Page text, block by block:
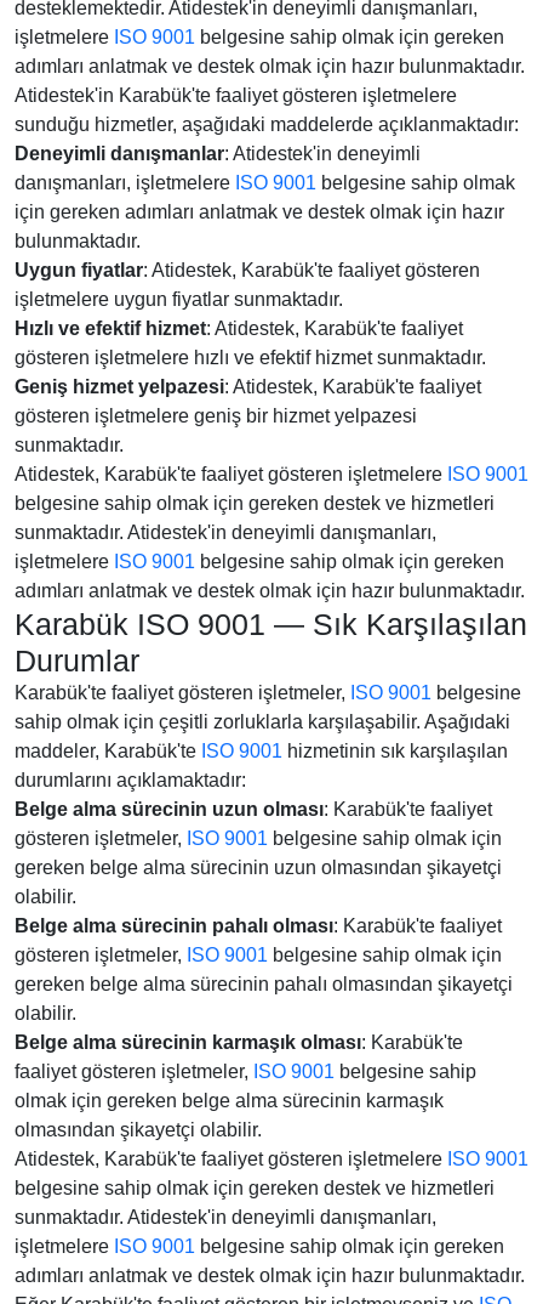
desteklemektedir. Atidestek'in deneyimli danışmanları,
işletmelere ISO 9001 belgesine sahip olmak için gereken
adımları anlatmak ve destek olmak için hazır bulunmaktadır.
Atidestek'in Karabük'te faaliyet gösteren işletmelere
sunduğu hizmetler, aşağıdaki maddelerde açıklanmaktadır:
Deneyimli danışmanlar: Atidestek'in deneyimli
danışmanları, işletmelere ISO 9001 belgesine sahip olmak
için gereken adımları anlatmak ve destek olmak için hazır
bulunmaktadır.
Uygun fiyatlar: Atidestek, Karabük'te faaliyet gösteren
işletmelere uygun fiyatlar sunmaktadır.
Hızlı ve efektif hizmet: Atidestek, Karabük'te faaliyet
gösteren işletmelere hızlı ve efektif hizmet sunmaktadır.
Geniş hizmet yelpazesi: Atidestek, Karabük'te faaliyet
gösteren işletmelere geniş bir hizmet yelpazesi
sunmaktadır.
Atidestek, Karabük'te faaliyet gösteren işletmelere ISO 9001
belgesine sahip olmak için gereken destek ve hizmetleri
sunmaktadır. Atidestek'in deneyimli danışmanları,
işletmelere ISO 9001 belgesine sahip olmak için gereken
adımları anlatmak ve destek olmak için hazır bulunmaktadır.
Karabük ISO 9001 — Sık Karşılaşılan
Durumlar
Karabük'te faaliyet gösteren işletmeler, ISO 9001 belgesine
sahip olmak için çeşitli zorluklarla karşılaşabilir. Aşağıdaki
maddeler, Karabük'te ISO 9001 hizmetinin sık karşılaşılan
durumlarını açıklamaktadır:
Belge alma sürecinin uzun olması: Karabük'te faaliyet
gösteren işletmeler, ISO 9001 belgesine sahip olmak için
gereken belge alma sürecinin uzun olmasından şikayetçi
olabilir.
Belge alma sürecinin pahalı olması: Karabük'te faaliyet
gösteren işletmeler, ISO 9001 belgesine sahip olmak için
gereken belge alma sürecinin pahalı olmasından şikayetçi
olabilir.
Belge alma sürecinin karmaşık olması: Karabük'te
faaliyet gösteren işletmeler, ISO 9001 belgesine sahip
olmak için gereken belge alma sürecinin karmaşık
olmasından şikayetçi olabilir.
Atidestek, Karabük'te faaliyet gösteren işletmelere ISO 9001
belgesine sahip olmak için gereken destek ve hizmetleri
sunmaktadır. Atidestek'in deneyimli danışmanları,
işletmelere ISO 9001 belgesine sahip olmak için gereken
adımları anlatmak ve destek olmak için hazır bulunmaktadır.